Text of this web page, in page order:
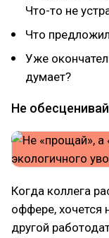
Что-то не
Что
Уже
думает?
Не
Когда коллега
оффере, хочется
другой